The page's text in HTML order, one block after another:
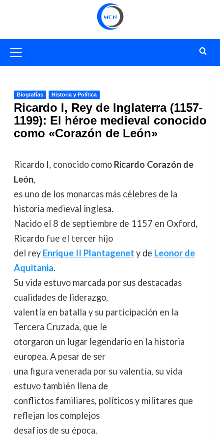
primario
Biografías Historia y Política
Ricardo I, Rey de Inglaterra (1157-
1199): El héroe medieval conocido
como «Corazón de León»
Ricardo I, conocido como Ricardo Corazón de
León,
es uno de los monarcas más célebres de la
historia medieval inglesa.
Nacido el 8 de septiembre de 1157 en Oxford,
Ricardo fue el tercer hijo
del rey Enrique II Plantagenet y de Leonor de
Aquitania.
Su vida estuvo marcada por sus destacadas
cualidades de liderazgo,
valentía en batalla y su participación en la
Tercera Cruzada, que le
otorgaron un lugar legendario en la historia
europea. A pesar de ser
una figura venerada por su valentía, su vida
estuvo también llena de
conflictos familiares, políticos y militares que
reflejan los complejos
desafíos de su época.